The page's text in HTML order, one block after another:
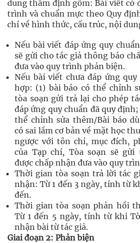
dung thẩm định gồm: Bài viết có
trình và chuẩn mực theo Quy
chí về hình thức, cấu trúc, nội
Nếu bài viết đáp ứng quy
sẽ gửi cho tác giả thông báo
đưa vào quy trình phản biện.
Nếu bài viết chưa đáp ứng
hợp: (1) bài báo có thể chỉnh
tòa soạn gửi trả lại cho phép
đáp ứng quy chuẩn đã quy
thể chỉnh sửa thêm/Bài báo
có sai lầm cơ bản về mặt học
ngược với tôn chỉ, mục đích,
của Tạp chí, Tòa soạn sẽ
được chấp nhận đưa vào quy
Thời gian tòa soạn trả lời tác
nhận: Từ 1 đến 3 ngày, tính từ
đến.
Thời gian tòa soạn phản hồi
Từ 1 đến 5 ngày, tính từ khi
nhận bài từ tác giả.
Giai đoạn 2: Phản biện